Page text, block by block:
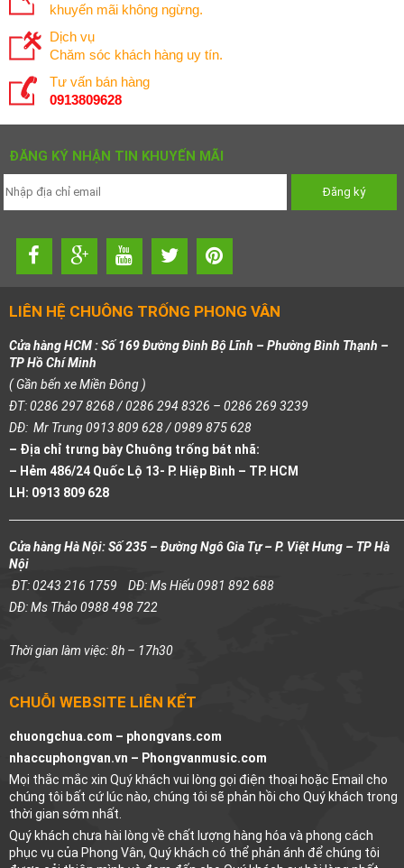
khuyến mãi không ngừng.
Dịch vụ
Chăm sóc khách hàng uy tín.
Tư vấn bán hàng
0913809628
ĐĂNG KÝ NHẬN TIN KHUYẾN MÃI
LIÊN HỆ CHUÔNG TRỐNG PHONG VÂN
Cửa hàng HCM : Số 169 Đường Đinh Bộ Lĩnh – Phường Bình Thạnh –
TP Hồ Chí Minh
( Gần bến xe Miền Đông )
ĐT: 0286 297 8268 / 0286 294 8326 – 0286 269 3239
DĐ: Mr Trung 0913 809 628 / 0989 875 628
– Địa chỉ trưng bày Chuông trống bát nhã:
– Hẻm 486/24 Quốc Lộ 13- P. Hiệp Bình – TP. HCM
LH: 0913 809 628
Cửa hàng Hà Nội: Số 235 – Đường Ngô Gia Tự – P. Việt Hưng – TP Hà
Nội
ĐT: 0243 216 1759 DĐ: Ms Hiếu 0981 892 688
DĐ: Ms Thảo 0988 498 722
Thời gian làm việc: 8h – 17h30
CHUỖI WEBSITE LIÊN KẾT
chuongchua.com – phongvans.com
nhaccuphongvan.vn – Phongvanmusic.com
Mọi thắc mắc xin Quý khách vui lòng gọi điện thoại hoặc Email cho
chúng tôi bất cứ lúc nào, chúng tôi sẽ phản hồi cho Quý khách trong
thời gian sớm nhất.
Quý khách chưa hài lòng về chất lượng hàng hóa và phong cách
phục vụ của Phong Vân, Quý khách có thể phản ánh để chúng tôi